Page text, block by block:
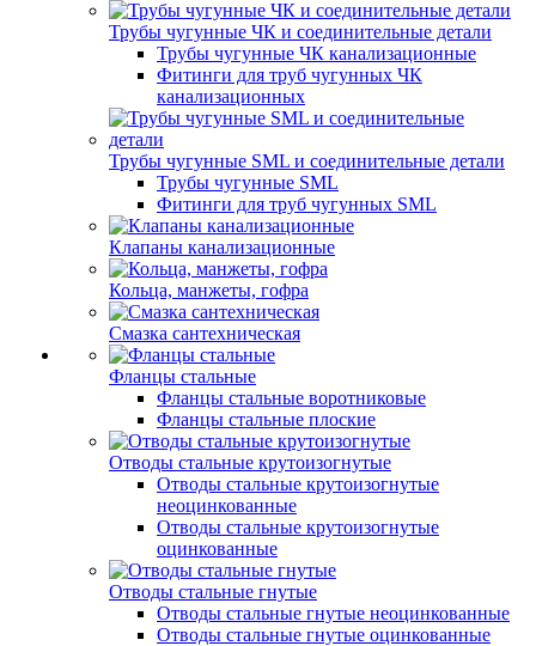
Трубы чугунные ЧК и соединительные детали
Трубы чугунные ЧК канализационные
Фитинги для труб чугунных ЧК
канализационных
Трубы чугунные SML и соединительные детали
Трубы чугунные SML
Фитинги для труб чугунных SML
Клапаны канализационные
Кольца, манжеты, гофра
Смазка сантехническая
Фланцы стальные
Фланцы стальные воротниковые
Фланцы стальные плоские
Отводы стальные крутоизогнутые
Отводы стальные крутоизогнутые
неоцинкованные
Отводы стальные крутоизогнутые
оцинкованные
Отводы стальные гнутые
Отводы стальные гнутые неоцинкованные
Отводы стальные гнутые оцинкованные